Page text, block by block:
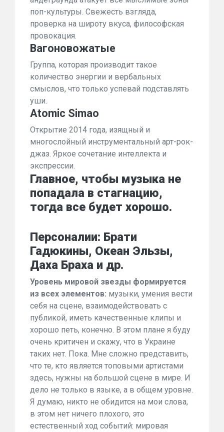
поп-культуры. Свежесть взгляда,
проверка на широту вкуса, философская
провокация.
Вагоновожатые
Группа, которая производит такое
количество энергии и вербальных
смыслов, что только успевай подставлять
уши.
Atomic Simao
Открытие 2014 года, изящный и
многослойный инструментальный арт-рок-
джаз. Яркое сочетание интеллекта и
экспрессии.
Главное, чтобы музыка не
попадала в стагнацию,
тогда все будет хорошо.
Персоналии: Брати
Гадюкины, Океан Эльзы,
Даха Браха и др.
Уровень мировой звезды формируется
из всех элементов: музыки, умения вести
себя на сцене, взаимодействовать с
публикой, иметь качественные клипы и
хорошо петь, конечно. В этом плане я буду
очень критичен и скажу, что в Украине
таких нет. Пока. Мне сложно представить,
что те, кто является топовыми артистами
здесь, нужны на большой сцене в мире. И
дело не только в языке, а в общем уровне.
Я думаю, никто не обидится на мои слова,
в этом нет ничего плохого, это
естественный ход событий: мировая